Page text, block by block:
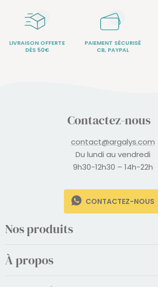
LIVRAISON OFFERTE
DÈS 50€
PAIEMENT SÉCURISÉ
CB, PAYPAL
Contactez-nous
contact@argalys.com
Du lundi au vendredi
9h30-12h30 – 14h-22h
CONTACTEZ-NOUS
Nos produits
À propos